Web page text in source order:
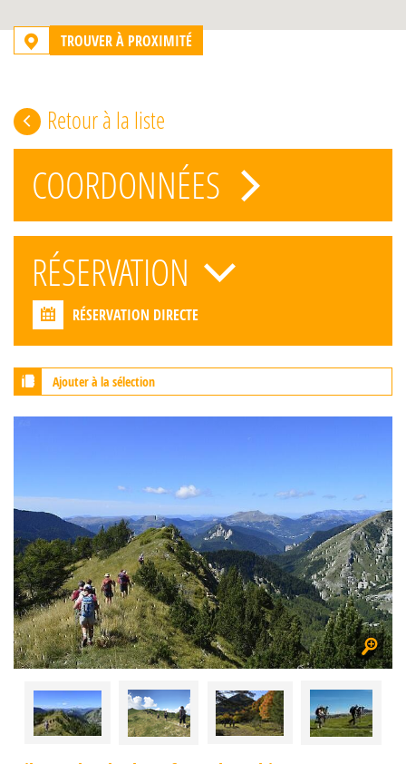
TROUVER À PROXIMITÉ
Retour à la liste
COORDONNÉES
RÉSERVATION
RÉSERVATION DIRECTE
Ajouter à la sélection